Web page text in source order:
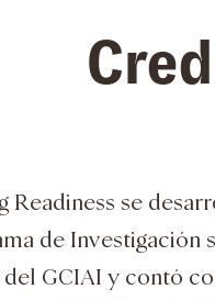
Readiness se
de Investigación
del GCIAI y contó